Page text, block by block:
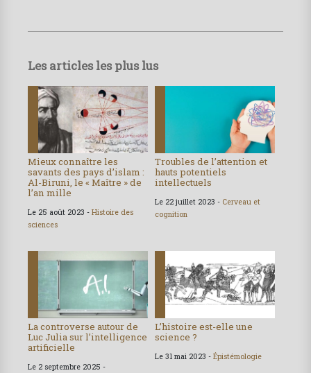
Les articles les plus lus
Mieux connaître les
savants des pays d’islam :
Al-Biruni, le « Maître » de
l’an mille
Le 25 août 2023 - Histoire des
sciences
Troubles de l’attention et
hauts potentiels
intellectuels
Le 22 juillet 2023 - Cerveau et
cognition
La controverse autour de
Luc Julia sur l’intelligence
artificielle
Le 2 septembre 2025 -
L’histoire est-elle une
science ?
Le 31 mai 2023 - Épistémologie